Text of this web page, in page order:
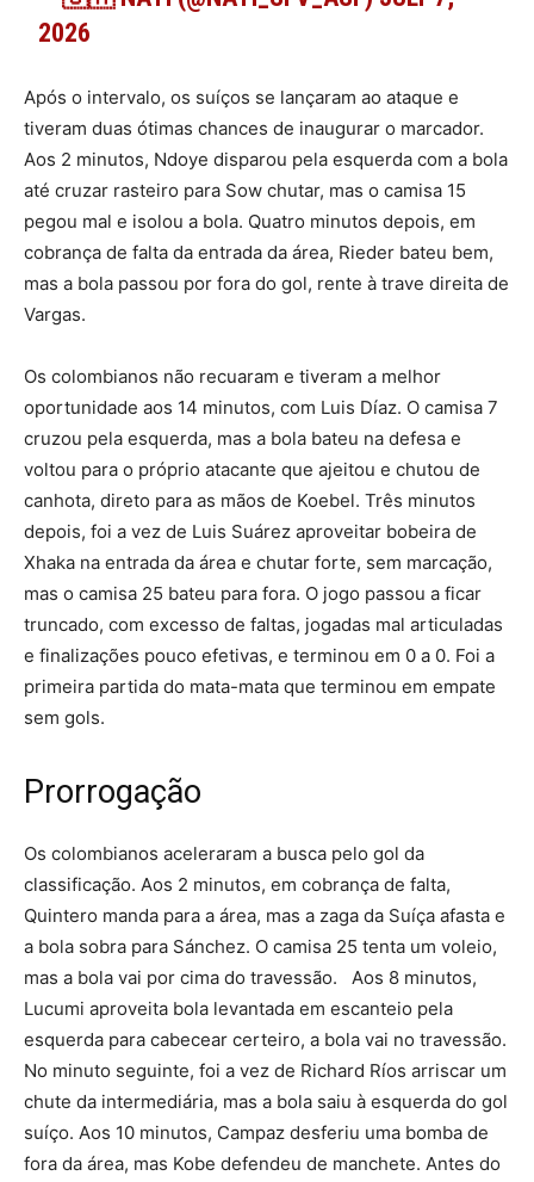
2026
Após o intervalo, os suíços se lançaram ao ataque e
tiveram duas ótimas chances de inaugurar o marcador.
Aos 2 minutos, Ndoye disparou pela esquerda com a bola
até cruzar rasteiro para Sow chutar, mas o camisa 15
pegou mal e isolou a bola. Quatro minutos depois, em
cobrança de falta da entrada da área, Rieder bateu bem,
mas a bola passou por fora do gol, rente à trave direita de
Vargas.
Os colombianos não recuaram e tiveram a melhor
oportunidade aos 14 minutos, com Luis Díaz. O camisa 7
cruzou pela esquerda, mas a bola bateu na defesa e
voltou para o próprio atacante que ajeitou e chutou de
canhota, direto para as mãos de Koebel. Três minutos
depois, foi a vez de Luis Suárez aproveitar bobeira de
Xhaka na entrada da área e chutar forte, sem marcação,
mas o camisa 25 bateu para fora. O jogo passou a ficar
truncado, com excesso de faltas, jogadas mal articuladas
e finalizações pouco efetivas, e terminou em 0 a 0. Foi a
primeira partida do mata-mata que terminou em empate
sem gols.
Prorrogação
Os colombianos aceleraram a busca pelo gol da
classificação. Aos 2 minutos, em cobrança de falta,
Quintero manda para a área, mas a zaga da Suíça afasta e
a bola sobra para Sánchez. O camisa 25 tenta um voleio,
mas a bola vai por cima do travessão. Aos 8 minutos,
Lucumi aproveita bola levantada em escanteio pela
esquerda para cabecear certeiro, a bola vai no travessão.
No minuto seguinte, foi a vez de Richard Ríos arriscar um
chute da intermediária, mas a bola saiu à esquerda do gol
suíço. Aos 10 minutos, Campaz desferiu uma bomba de
fora da área, mas Kobe defendeu de manchete. Antes do